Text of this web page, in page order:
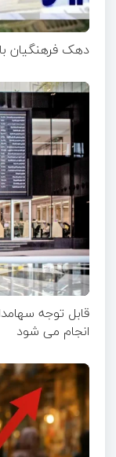
دهک فرهنگیان
قابل توجه
انجام می شود